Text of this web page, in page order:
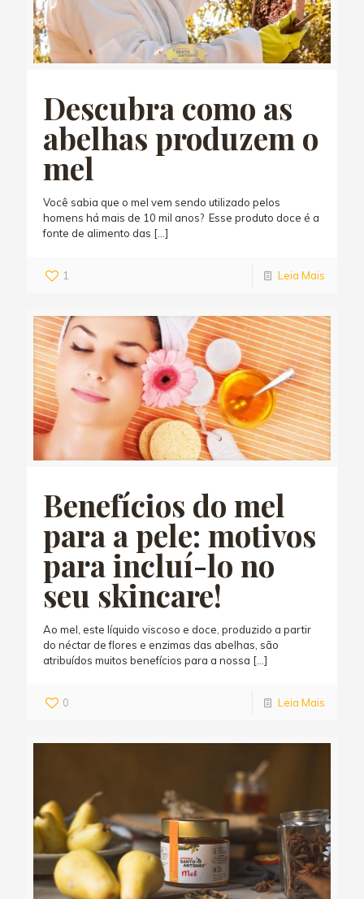
Descubra como as
abelhas produzem o
mel
Você sabia que o mel vem sendo utilizado pelos
homens há mais de 10 mil anos? Esse produto doce é a
fonte de alimento das […]
1 Leia Mais
Benefícios do mel
para a pele: motivos
para incluí-lo no
seu skincare!
Ao mel, este líquido viscoso e doce, produzido a partir
do néctar de flores e enzimas das abelhas, são
atribuídos muitos benefícios para a nossa […]
0 Leia Mais